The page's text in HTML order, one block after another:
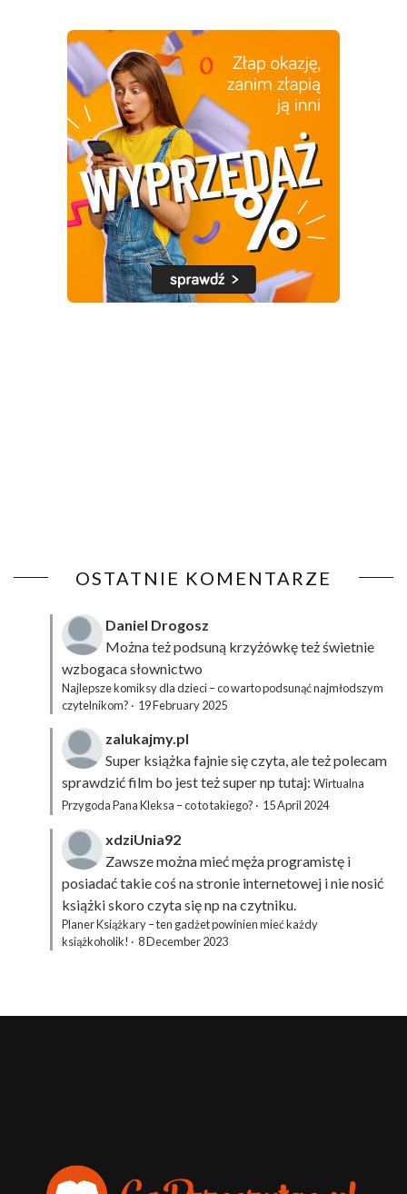
OSTATNIE KOMENTARZE
Daniel Drogosz
Można też podsuną krzyżówkęteż świetnie
wzbogaca słownictwo
Najlepsze komiksy dla dzieci – co warto podsunąć najmłodszym
czytelnikom? · 19 February 2025
zalukajmy.pl
Super książka fajnie się czyta, ale też polecam
sprawdzić film bo jest też super np tutaj: Wirtualna
Przygoda Pana Kleksa – co to takiego? · 15 April 2024
xdziUnia92
Zawsze można mieć męża programistę i
posiadać takie coś na stronie internetowej i nie nosić
książki skoro czyta się np na czytniku.
Planer Książkary – ten gadżet powinien mieć każdy
książkoholik! · 8 December 2023